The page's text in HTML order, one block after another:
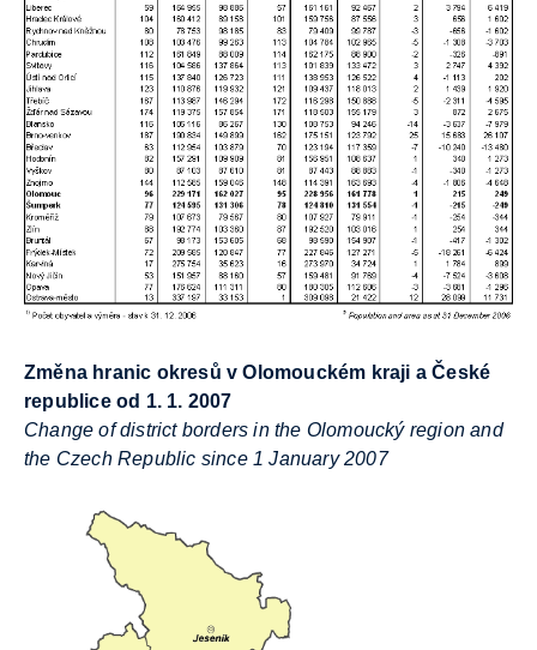
Změna hranic okresů v Olomouckém kraji a České
republice od 1. 1. 2007
Change of district borders in the Olomoucký region and
the Czech Republic since 1 January 2007